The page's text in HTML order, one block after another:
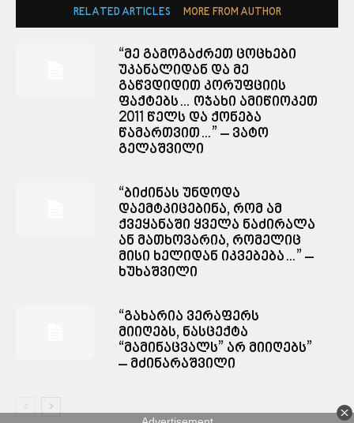
RELATED ARTICLES MORE FROM AUTHOR
“მე გამოგაძრეთ ცოცხები
უკანალიდან და მე
გაწვდიდით კორუფციის
ფაქტებს… ოჯახი ამიწიოკეთ
2011 წელს და ქონება
წამართვით…” – ვატო
გელაშვილი
“ბიძინას უნდოდა
დაემტკიცებინა, რომ ამ
ქვეყანაში ყველა ნაძირალა
ან მათხოვარია, რომელიც
მისი ხელიდან იკვებება…” –
ხუხაშვილი
“გახარია ვერაფერს
მიიღებს, ნასცექტა
“მამინაცვალს” არ მიიღებს”
– მძინარაშვილი